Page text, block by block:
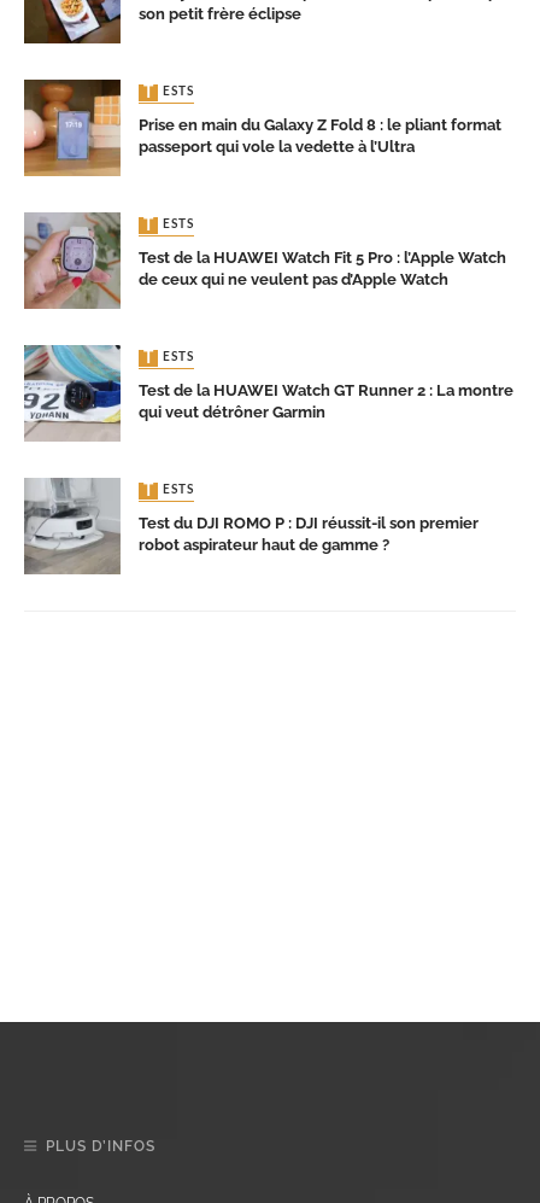
son petit frère éclipse
TESTS
Prise en main du Galaxy Z Fold 8 : le pliant format
passeport qui vole la vedette à l’Ultra
TESTS
Test de la HUAWEI Watch Fit 5 Pro : l’Apple Watch
de ceux qui ne veulent pas d’Apple Watch
TESTS
Test de la HUAWEI Watch GT Runner 2 : La montre
qui veut détrôner Garmin
TESTS
Test du DJI ROMO P : DJI réussit-il son premier
robot aspirateur haut de gamme ?
PLUS D’INFOS